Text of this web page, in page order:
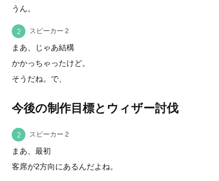
うん。
スピーカー 2
まあ、じゃあ結構
かかっちゃったけど。
そうだね。で、
今後の制作目標とウィザー討伐
スピーカー 2
まあ、最初
客席が2方向にあるんだよね。